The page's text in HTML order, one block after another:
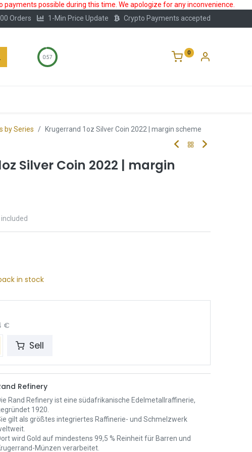
possible during this time. We apologize for any inconvenience.
Orders 1-Min Price Update Crypto Payments accepted
0:56
0
by Series Krugerrand 1oz Silver Coin 2022 | margin scheme
Silver Coin 2022 | margin
in stock
€
Sell
Refinery
Rand Refinery ist eine südafrikanische Edelmetallraffinerie,
1920.
gilt als größtes integriertes Raffinerie- und Schmelzwerk
wird Gold auf mindestens 99,5 % Reinheit für Barren und
Münzen verarbeitet.